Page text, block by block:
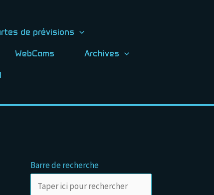
de prévisions
WebCams Archives
Barre de recherche